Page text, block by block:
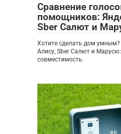
Сравнение
помощников:
Sber Салют и
Хотите сделать дом
Алису, Sber Салют и
совместимость.